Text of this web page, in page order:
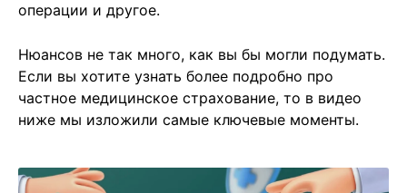
операции и другое.
Нюансов не так много, как вы бы могли подумать.
Если вы хотите узнать более подробно про
частное медицинское страхование, то в видео
ниже мы изложили самые ключевые моменты.